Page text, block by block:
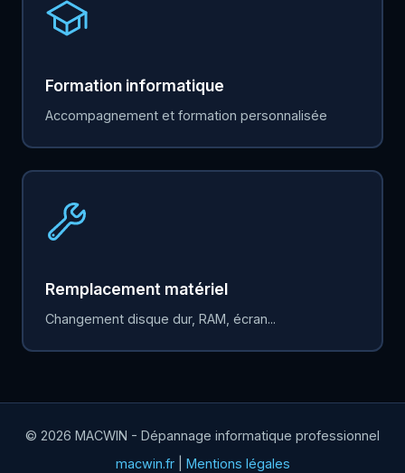
Formation informatique
Accompagnement et formation personnalisée
Remplacement matériel
Changement disque dur, RAM, écran...
© 2026 MACWIN - Dépannage informatique professionnel
macwin.fr| Mentions légales